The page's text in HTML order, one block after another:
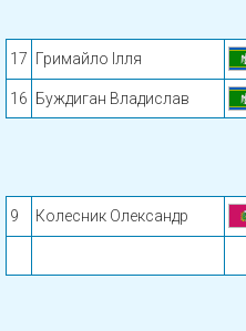
17 Гримайло Ілля
16 Буждиган Владислав
9 Колесник Олександр